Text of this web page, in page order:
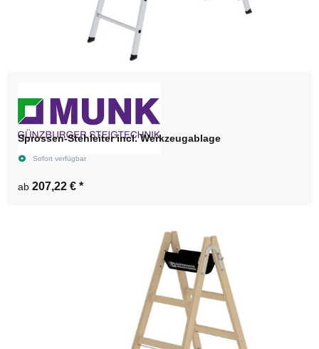
Sprossen-Stehleiter incl. Werkzeugablage
Sofort verfügbar
ab 207,22 € *